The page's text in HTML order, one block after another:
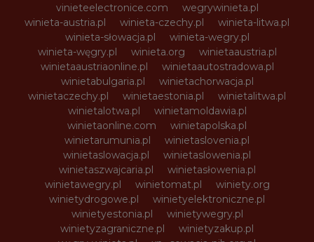
vinieteelectronice.com
wegrywinieta.pl
winieta-austria.pl
winieta-czechy.pl
winieta-litwa.pl
winieta-słowacja.pl
winieta-wegry.pl
winieta-węgry.pl
winieta.org
winietaaustria.pl
winietaaustriaonline.pl
winietaautostradowa.pl
winietabulgaria.pl
winietachorwacja.pl
winietaczechy.pl
winietaestonia.pl
winietalitwa.pl
winietalotwa.pl
winietamoldawia.pl
winietaonline.com
winietapolska.pl
winietarumunia.pl
winietaslovenia.pl
winietaslowacja.pl
winietaslowenia.pl
winietaszwajcaria.pl
winietasłowenia.pl
winietawegry.pl
winietomat.pl
winiety.org
winietydrogowe.pl
winietyelektroniczne.pl
winietyestonia.pl
winietywegry.pl
winietyzagraniczne.pl
winietyzakup.pl